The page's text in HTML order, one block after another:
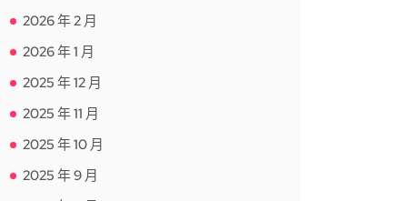
2026 年 2 月
2026 年 1 月
2025 年 12 月
2025 年 11 月
2025 年 10 月
2025 年 9 月